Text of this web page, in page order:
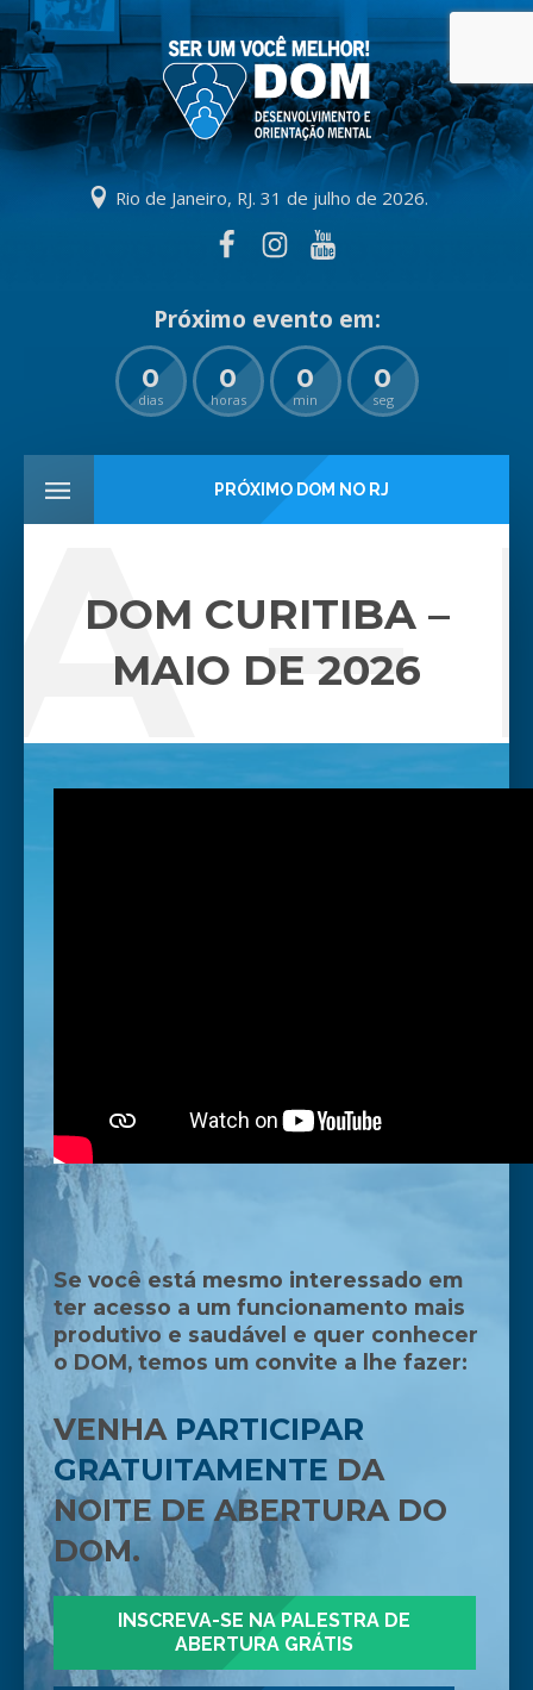
Rio de Janeiro, RJ. 31 de julho de 2026.
0
dias
0
horas
0
min
0
seg
PRÓXIMO DOM NO RJ
DOM CURITIBA –
MAIO DE 2026
Se você está mesmo interessado em
ter acesso a um funcionamento mais
produtivo e saudável e quer conhecer
o DOM, temos um convite a lhe fazer:
VENHA PARTICIPAR
GRATUITAMENTE DA
NOITE DE ABERTURA DO
DOM.
INSCREVA-SE NA PALESTRA DE
ABERTURA GRÁTIS